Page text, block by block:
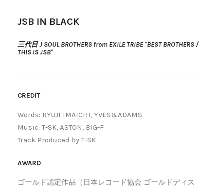
JSB IN BLACK
三代目 J SOUL BROTHERS from EXILE TRIBE "BEST BROTHERS /
THIS IS JSB"
CREDIT
Words: RYUJI IMAICHI, YVES&ADAMS
Music: T-SK, ASTON, BIG-F
Track Produced by T-SK
AWARD
ゴールド認定作品（日本レコード協会 ゴールドディス